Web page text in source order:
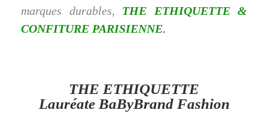
marques durables, THE ETHIQUETTE &
CONFITURE PARISIENNE.
THE ETHIQUETTE
Lauréate BaByBrand Fashion